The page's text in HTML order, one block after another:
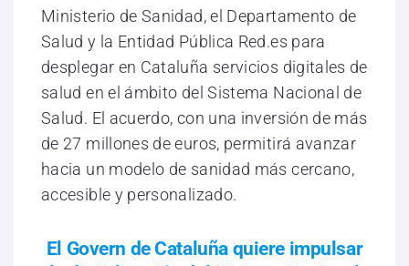
Ministerio de Sanidad, el Departamento de
Salud y la Entidad Pública Red.es para
desplegar en Cataluña servicios digitales de
salud en el ámbito del Sistema Nacional de
Salud. El acuerdo, con una inversión de más
de 27 millones de euros, permitirá avanzar
hacia un modelo de sanidad más cercano,
accesible y personalizado.
El Govern de Cataluña quiere impulsar